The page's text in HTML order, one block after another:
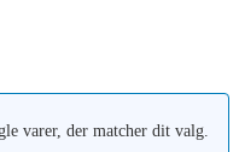
varer, der matcher dit valg.